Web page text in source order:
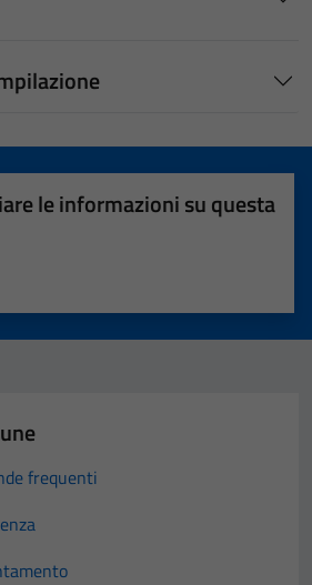
le informazioni su questa
5 stelle su 5
su 5
su 5
5
frequenti